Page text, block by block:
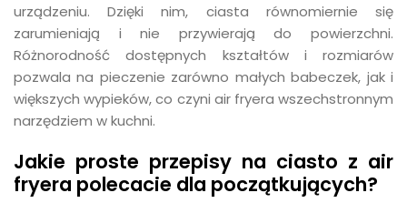
urządzeniu. Dzięki nim, ciasta równomiernie się
zarumieniają i nie przywierają do powierzchni.
Różnorodność dostępnych kształtów i rozmiarów
pozwala na pieczenie zarówno małych babeczek, jak i
większych wypieków, co czyni air fryera wszechstronnym
narzędziem w kuchni.
Jakie proste przepisy na ciasto z air
fryera polecacie dla początkujących?